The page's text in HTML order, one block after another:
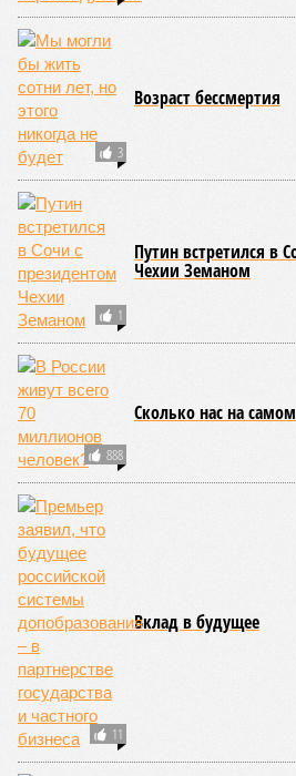
3
Возраст бессмертия
1
Путин встретился в
Чехии Земаном
888
Сколько нас на
11
Вклад в будущее